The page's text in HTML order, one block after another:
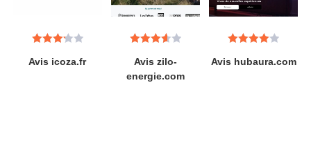
3.25
Avis icoza.fr
3.67
sur 5
Avis zilo-
energie.com
sur 5
Avis hubaura.com